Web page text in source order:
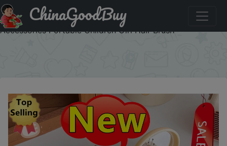
Придбати по знижці New Mini Bear Foldable Head
Massager Cartoon Air Bag Hair Comb Anti Static Styling
Accessories Portable Children Girl Hair Brush
ChinaGoodBuy